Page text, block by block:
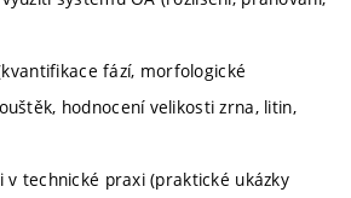
fází, morfologické
hodnocení velikosti zrna, litin,
technické praxi (praktické ukázky